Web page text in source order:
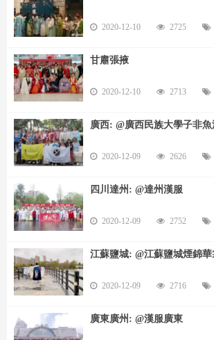
2020-12-10 2725
甘肅張掖
2020-12-10 2713
廣西: @廣西民族大學子非
2020-12-09 2626
四川達州: @達州漢服
2020-12-09 2752
江蘇鹽城: @江蘇鹽城煙錦
2020-12-09 2716
廣東廣州: @漢服廣東